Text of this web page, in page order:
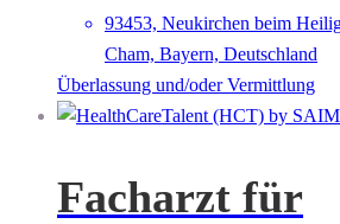
93453, Neukirchen beim
Cham, Bayern, Deutschland
Überlassung und/oder Vermittlung
Facharzt für